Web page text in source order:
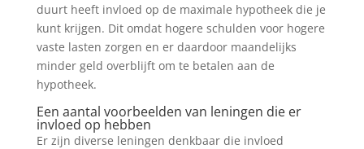
duurt heeft invloed op de maximale hypotheek die je
kunt krijgen. Dit omdat hogere schulden voor hogere
vaste lasten zorgen en er daardoor maandelijks
minder geld overblijft om te betalen aan de
hypotheek.
Een aantal voorbeelden van leningen die er
invloed op hebben
Er zijn diverse leningen denkbaar die invloed